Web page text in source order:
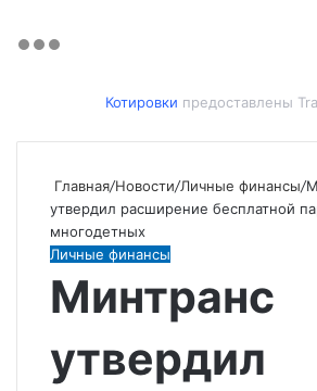
Котировки предоставлены
Главная/Новости/Личные финансы/
утвердил расширение бесплатной
многодетных
Личные финансы
Минтранс
утвердил